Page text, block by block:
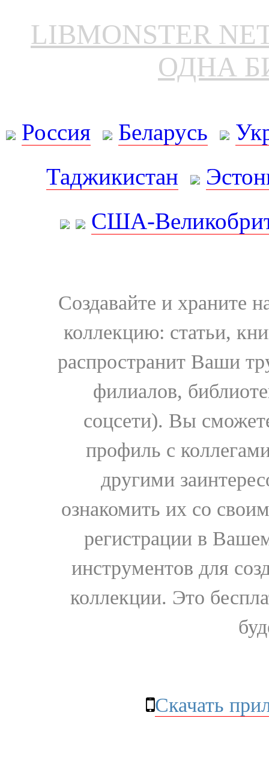
LIBMONSTER
ОДНА
Россия Беларусь
Таджикистан
США-
Создавайте и храните
коллекцию: статьи,
распространит Ваши
филиалов,
соцсети). Вы
профиль с
другими
ознакомить их со
регистрации в
инструментов для
коллекции. Это
Скачать